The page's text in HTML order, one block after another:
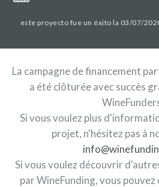
este proyecto fue un éxito la 03/07/
La campagne de financement
a été clôturée avec succès
Si vous voulez plus
projet, n'hésitez pas à
Si vous voulez découvrir
par WineFunding, vous